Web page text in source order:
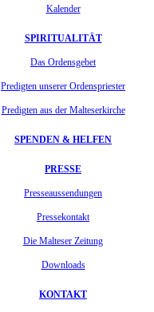
Kalender
SPIRITUALITÄT
Das Ordensgebet
Predigten unserer Ordenspriester
Predigten aus der Malteserkirche
SPENDEN & HELFEN
PRESSE
Presseaussendungen
Pressekontakt
Die Malteser Zeitung
Downloads
KONTAKT